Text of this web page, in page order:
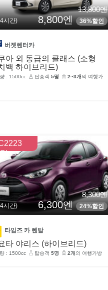
시간)
13,800엔
8,800엔 36%할인
버젯렌터카
아 외 동급의 클래스 (소형
백 하이브리드)
: 1500cc 탑승객 5명 2~3개 의 여행가
Class
시간)
8,300엔
6,300엔 24%할인
타임즈 카 렌탈
타 야리스 (하이브리드)
: 1500cc 탑승객 5명 2개 의 여행가방